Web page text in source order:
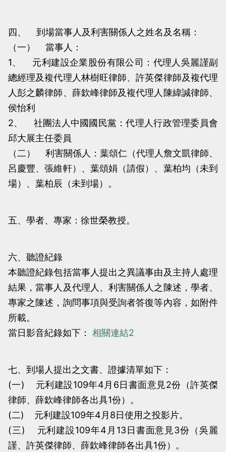
四、 到場當事人及利害關係人之姓名及名稱：
（一） 當事人：
1、 元利建設企業股份有限公司：代理人吳麗謹副
總經理及複代理人林樹旺律師、許英傑律師及複代理
人彭之麟律師、薛欽峰律師及複代理人陳緯諴律師、
侯怡利
2、 社團法人中國國民黨：代理人行政管理委員會
邱大展主任委員
（二） 利害關係人：葉頌仁（代理人詹文凱律師、
呂慶豐、張維軒）、葉頌娟（請假）、葉柏均（未到
場）、葉柏辰（未到場）。
五、學者、專家：徐世榮教授。
六、聽證紀錄
本聽證紀錄包括當事人提出之異議事由及主持人處理
結果，當事人及代理人、利害關係人之陳述，學者、
專家之陳述，詢問事項與受詢者答復等內容，如附件
所載。
當日影音紀錄如下： 相關連結2
七、到場人提出之文書、證據清單如下：
(一) 元利建設109年4月6日書面意見2份（許英傑
律師、薛欽峰律師各出具1份）。
(二) 元利建設109年4月8日使用之投影片。
(三) 元利建設109年4月13日書面意見3份（吳麗
謹、許英傑律師、薛欽峰律師各出具1份）。